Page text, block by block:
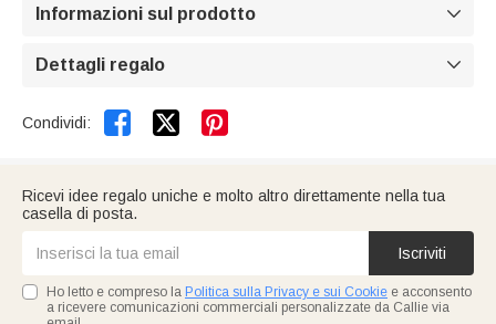
Informazioni sul prodotto 
Dettagli regalo 
Condividi:  
Ricevi idee regalo uniche e molto altro direttamente nella tua
casella di posta.
Iscriviti
Ho letto e compreso la Politica sulla Privacy e sui Cookie e acconsento
a ricevere comunicazioni commerciali personalizzate da Callie via